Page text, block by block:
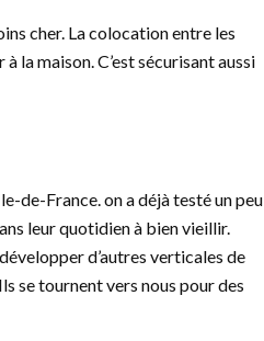
cher. La colocation entre les
la maison. C’est sécurisant aussi
de-France. on a déjà testé un peu
leur quotidien à bien vieillir.
d’autres verticales de
se tournent vers nous pour des